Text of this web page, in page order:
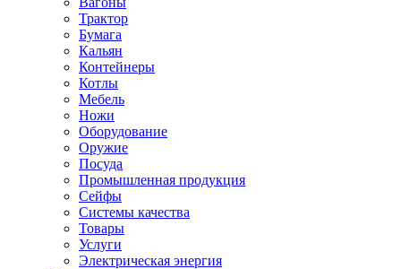
Трактор
Бумага
Кальян
Контейнеры
Котлы
Мебель
Ножи
Оборудование
Оружие
Посуда
Промышленная продукция
Сейфы
Системы качества
Товары
Услуги
Электрическая энергия